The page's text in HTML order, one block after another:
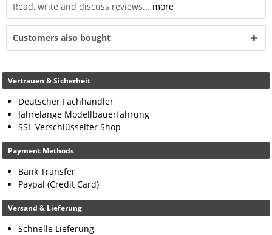
Read, write and discuss reviews... more
Customers also bought
Vertrauen & Sicherheit
Deutscher Fachhändler
Jahrelange Modellbauerfahrung
SSL-Verschlüsselter Shop
Payment Methods
Bank Transfer
Paypal (Credit Card)
Versand & Lieferung
Schnelle Lieferung